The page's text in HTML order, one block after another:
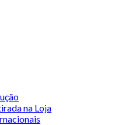
na Loja